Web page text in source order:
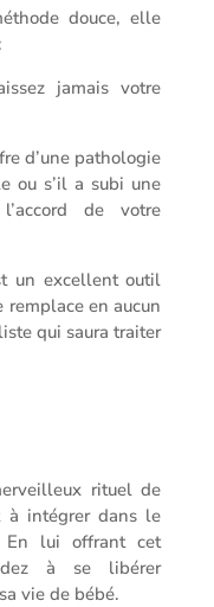
douce, elle
jamais votre
d’une pathologie
ou s’il a subi une
de votre
un excellent outil
en aucun
qui saura traiter
rituel de
à intégrer dans le
En lui offrant cet
à se libérer
vie de bébé.